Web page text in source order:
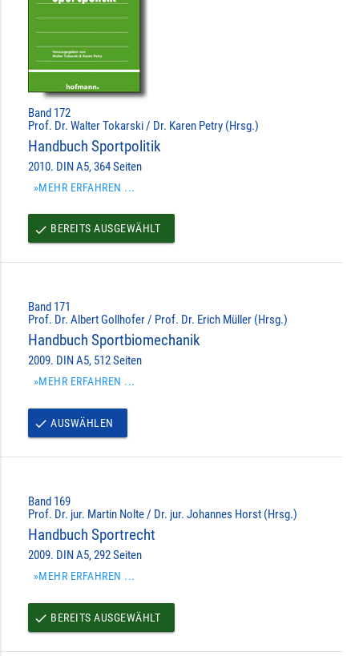
Band 172
Prof. Dr. Walter Tokarski / Dr. Karen Petry (Hrsg.)
Handbuch Sportpolitik
2010. DIN A5, 364 Seiten
»MEHR ERFAHREN ...
done BEREITS AUSGEWÄHLT
Band 171
Prof. Dr. Albert Gollhofer / Prof. Dr. Erich Müller (Hrsg.)
Handbuch Sportbiomechanik
2009. DIN A5, 512 Seiten
»MEHR ERFAHREN ...
done AUSWÄHLEN
Band 169
Prof. Dr. jur. Martin Nolte / Dr. jur. Johannes Horst (Hrsg.)
Handbuch Sportrecht
2009. DIN A5, 292 Seiten
»MEHR ERFAHREN ...
done BEREITS AUSGEWÄHLT